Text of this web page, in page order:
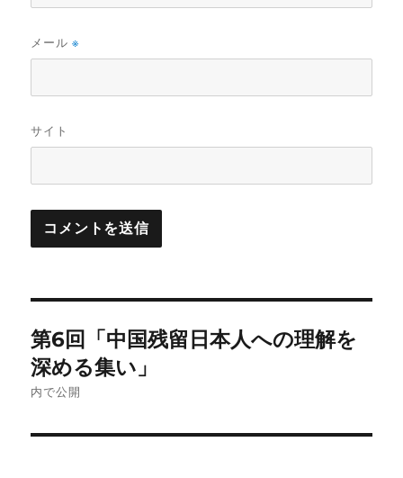
メール※
サイト
稿
ナ
ビ
第6回「中国残留日本人への理解を
深める集い」
内で公開